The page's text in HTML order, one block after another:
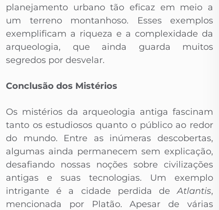
planejamento urbano tão eficaz em meio a
um terreno montanhoso. Esses exemplos
exemplificam a riqueza e a complexidade da
arqueologia, que ainda guarda muitos
segredos por desvelar.
Conclusão dos Mistérios
Os mistérios da arqueologia antiga fascinam
tanto os estudiosos quanto o público ao redor
do mundo. Entre as inúmeras descobertas,
algumas ainda permanecem sem explicação,
desafiando nossas noções sobre civilizações
antigas e suas tecnologias. Um exemplo
intrigante é a cidade perdida deAtlantis,
mencionada por Platão. Apesar de várias